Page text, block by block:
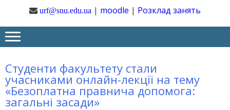
І
urf@snu.edu.ua | moodle | Розклад занять
Студенти факультету стали
учасниками онлайн-лекції на тему
«Безоплатна правнича допомога:
загальні засади»